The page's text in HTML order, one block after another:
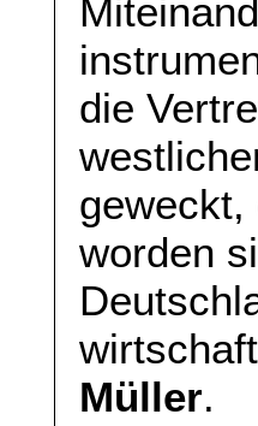
die
geweckt,
worden
Müller.